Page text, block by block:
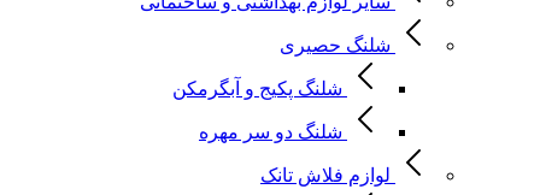
شلنگ حصیری
شلنگ پکیج و آبگرمکن
شلنگ دو سر مهره
لوازم فلاش تانک